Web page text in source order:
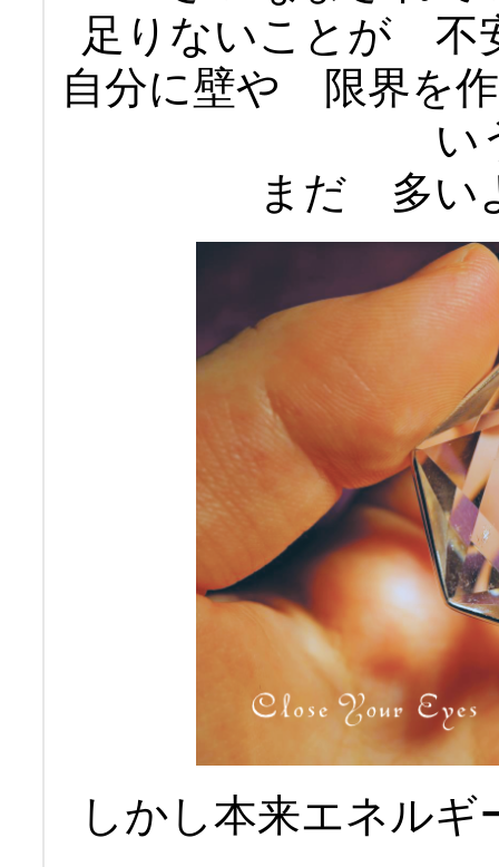
足りないことが 不
自分に壁や 限界を
い
まだ 多い
しかし本来エネル